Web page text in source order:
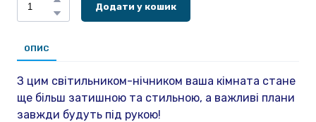
Додати у кошик
ОПИС
З цим світильником-нічником ваша кімната стане
ще більш затишною та стильною, а важливі плани
завжди будуть під рукою!